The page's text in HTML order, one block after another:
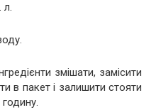
л.
змішати, замісити
в пакет і залишити стояти
годину.